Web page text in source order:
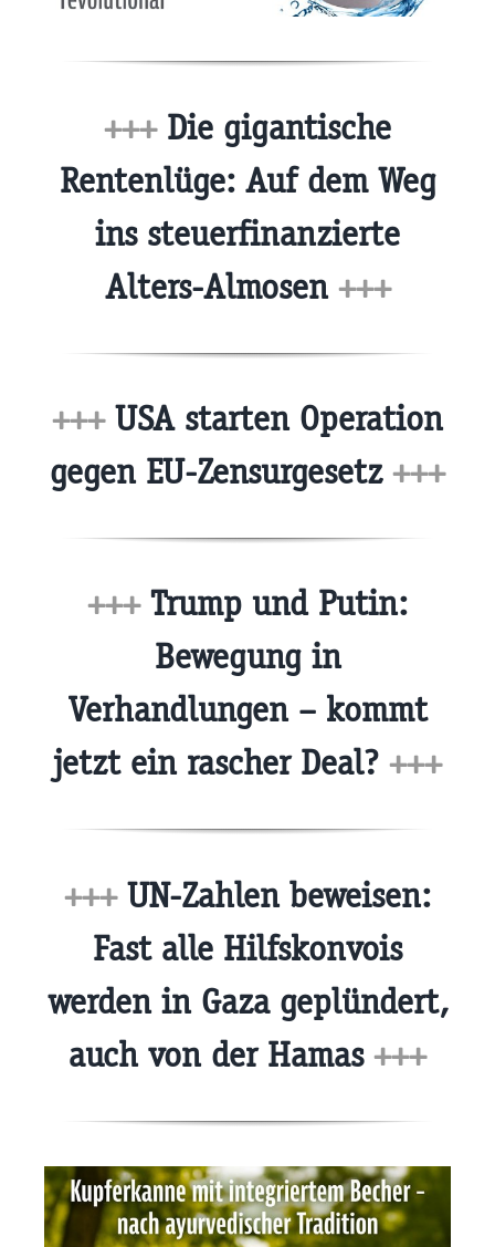
+++Die gigantische
Rentenlüge: Auf dem Weg
ins steuerfinanzierte
Alters-Almosen +++
+++USA starten Operation
gegen EU-Zensurgesetz +++
+++Trump und Putin:
Bewegung in
Verhandlungen – kommt
jetzt ein rascher Deal? +++
+++UN-Zahlen beweisen:
Fast alle Hilfskonvois
werden in Gaza geplündert,
auch von der Hamas +++